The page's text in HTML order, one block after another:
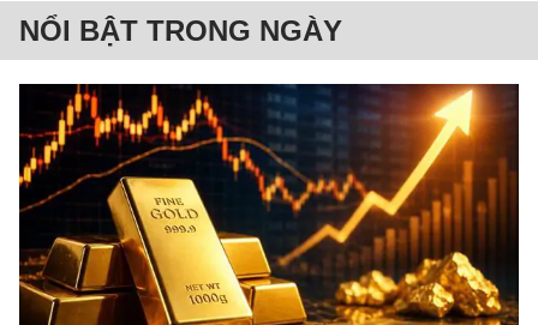
NỔI BẬT TRONG NGÀY